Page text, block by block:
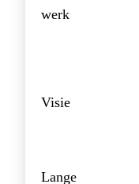
werk
Visie
Lange